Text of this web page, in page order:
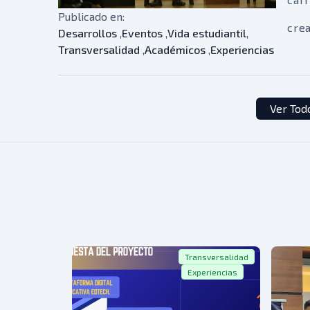
Publicado en:
Desarrollos ,Eventos ,Vida estudiantil,
Transversalidad ,Académicos ,Experiencias
Ver
Transversalidad
Experiencias